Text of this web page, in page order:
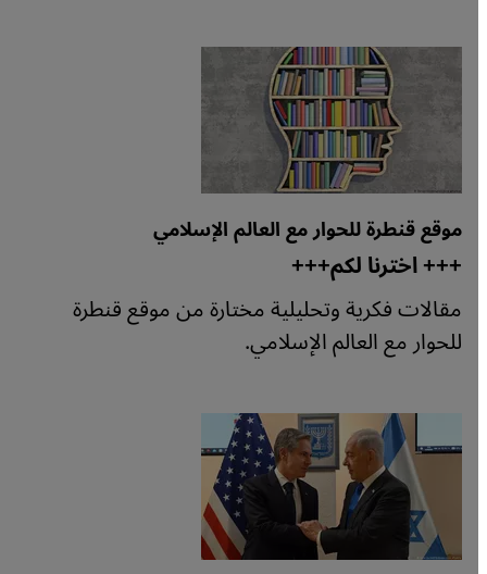
موقع قنطرة للحوار مع العالم الإسلامي
+++ اخترنا لكم+++
مقالات فكرية وتحليلية مختارة من موقع قنطرة
للحوار مع العالم الإسلامي.